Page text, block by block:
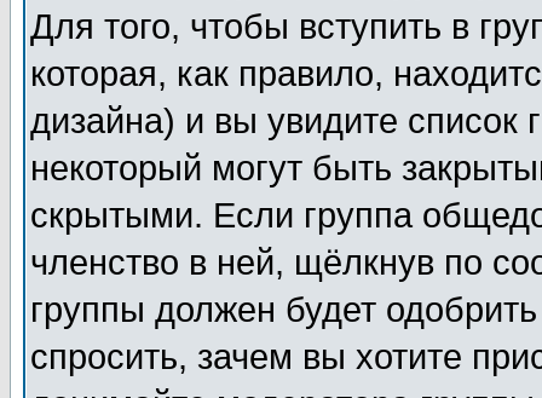
Для того, чтобы вступить в
которая, как правило,
дизайна) и вы увидите список
некоторый могут быть
скрытыми. Если группа
членство в ней, щёлкнув по
группы должен будет
спросить, зачем вы хотите